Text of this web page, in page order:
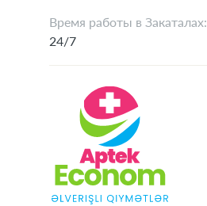
Время работы в Закаталах:
24/7